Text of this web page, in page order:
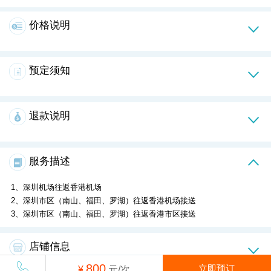
价格说明
预定须知
退款说明
服务描述
1、深圳机场往返香港机场
2、深圳市区（南山、福田、罗湖）往返香港机场接送
3、深圳市区（南山、福田、罗湖）往返香港市区接送
店铺信息
立即预订